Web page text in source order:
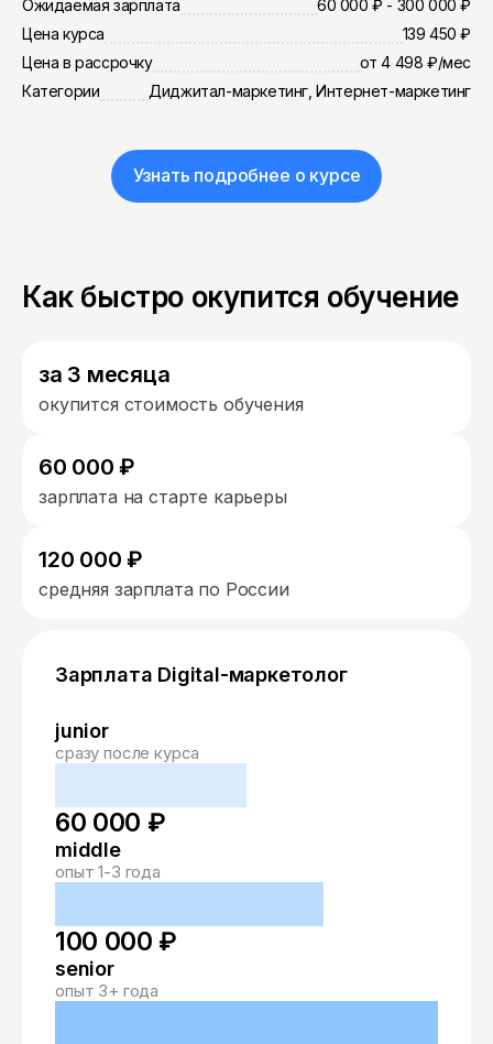
Ожидаемая зарплата
60 000 ₽ - 300 000 ₽
Цена курса
139 450 ₽
Цена в рассрочку
от 4 498 ₽/мес
Категории
Диджитал-маркетинг, Интернет-маркетинг
Узнать подробнее о курсе
Как быстро окупится обучение
за 3 месяца
окупится стоимость обучения
60 000 ₽
зарплата на старте карьеры
120 000 ₽
средняя зарплата по России
Зарплата Digital-маркетолог
junior
сразу после курса
60 000 ₽
middle
опыт 1-3 года
100 000 ₽
senior
опыт 3+ года